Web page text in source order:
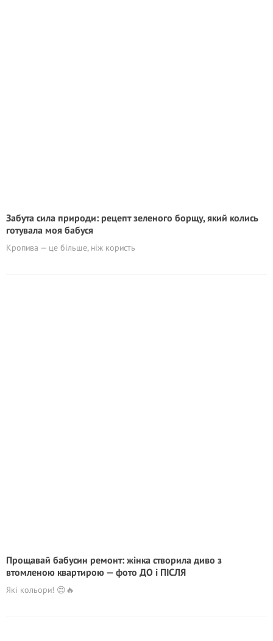
Забута сила природи: рецепт зеленого борщу, який колись
готувала моя бабуся
Кропива — це більше, ніж користь
Прощавай бабусин ремонт: жінка створила диво з
втомленою квартирою — фото ДО і ПІСЛЯ
Які кольори! 😍🔥